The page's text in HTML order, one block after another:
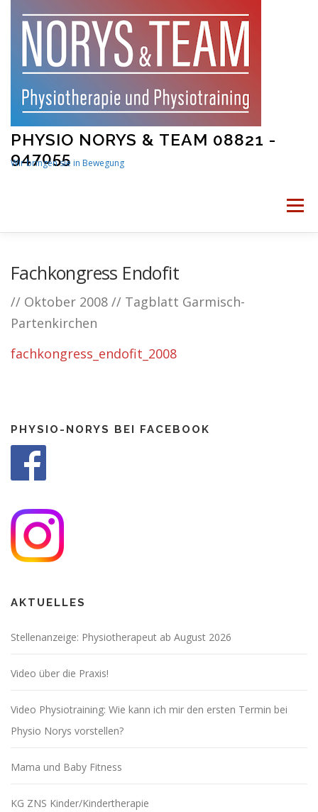
Skip
content
PHYSIO NORYS & TEAM 08821 -
947055
Wir bringen sie in Bewegung
Menu
MAMA UND BABY FITNESS
Fachkongress Endofit
// Oktober 2008 // Tagblatt Garmisch-
Partenkirchen
fachkongress_endofit_2008
PHYSIO-NORYS BEI FACEBOOK
AKTUELLES
Stellenanzeige: Physiotherapeut ab August 2026
Video über die Praxis!
Video Physiotraining: Wie kann ich mir den ersten Termin bei
Physio Norys vorstellen?
Mama und Baby Fitness
KG ZNS Kinder/Kindertherapie